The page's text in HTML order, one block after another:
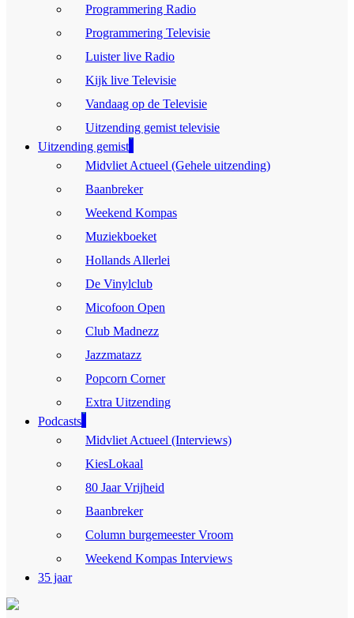
Programmering Radio
Programmering Televisie
Luister live Radio
Kijk live Televisie
Vandaag op de Televisie
Uitzending gemist televisie
Uitzending gemist
Midvliet Actueel (Gehele uitzending)
Baanbreker
Weekend Kompas
Muziekboeket
Hollands Allerlei
De Vinylclub
Micofoon Open
Club Madnezz
Jazzmatazz
Popcorn Corner
Extra Uitzending
Podcasts
Midvliet Actueel (Interviews)
KiesLokaal
80 Jaar Vrijheid
Baanbreker
Column burgemeester Vroom
Weekend Kompas Interviews
35 jaar